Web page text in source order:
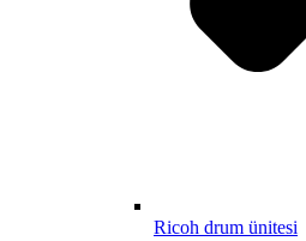
Ricoh drum ünitesi